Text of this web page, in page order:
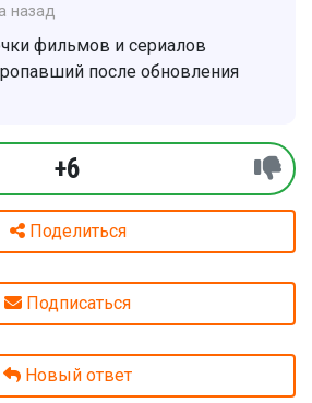
назад
фильмов и сериалов
после обновления
+6
Поделиться
Подписаться
Новый ответ